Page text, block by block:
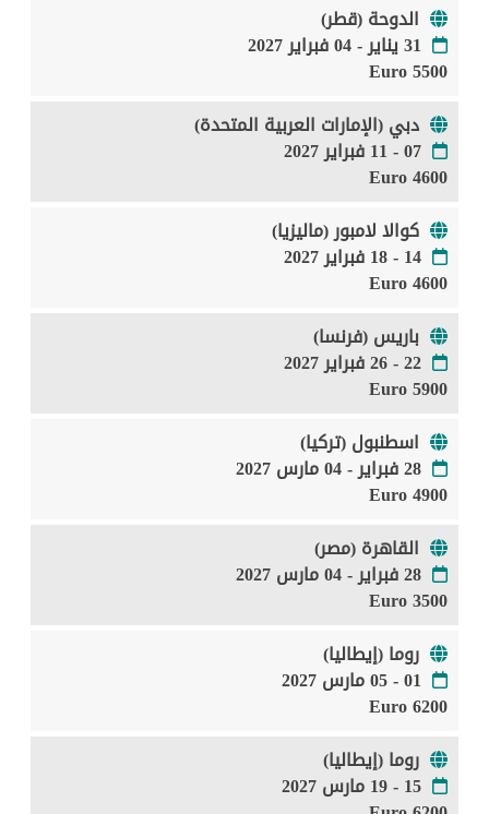
الدوحة (قطر)
31 يناير - 04 فبراير 2027
5500 Euro
دبي (الإمارات العربية المتحدة)
07 - 11 فبراير 2027
4600 Euro
كوالا لامبور (ماليزيا)
14 - 18 فبراير 2027
4600 Euro
باريس (فرنسا)
22 - 26 فبراير 2027
5900 Euro
اسطنبول (تركيا)
28 فبراير - 04 مارس 2027
4900 Euro
القاهرة (مصر)
28 فبراير - 04 مارس 2027
3500 Euro
روما (إيطاليا)
01 - 05 مارس 2027
6200 Euro
روما (إيطاليا)
15 - 19 مارس 2027